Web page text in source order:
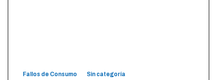
Fallos de Consumo Sin categoría